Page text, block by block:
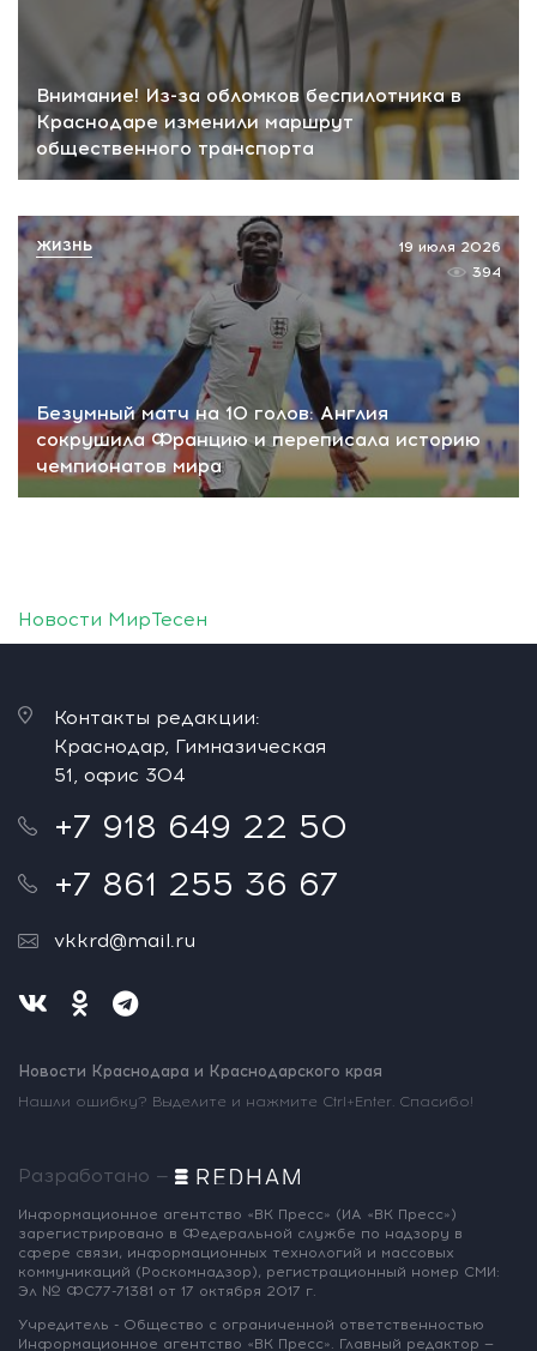
Внимание! Из-за обломков беспилотника в
Краснодаре изменили маршрут
общественного транспорта
Безумный матч на 10 голов: Англия
сокрушила Францию и переписала историю
чемпионатов мира
19 июля 2026
394
ЖИЗНЬ
Новости МирТесен
Контакты редакции:
Краснодар, Гимназическая
51, офис 304
+7 918 649 22 50
+7 861 255 36 67
vkkrd@mail.ru
Новости Краснодара и Краснодарского края
Нашли ошибку? Выделите и нажмите Ctrl+Enter. Спасибо!
Разработано —
Информационное агентство «ВК Пресс» (ИА «ВК Пресс»)
зарегистрировано в Федеральной службе по надзору в
сфере связи, информационных технологий и массовых
коммуникаций (Роскомнадзор), регистрационный номер СМИ:
Эл № ФС77-71381 от 17 октября 2017 г.
Учредитель - Общество с ограниченной ответственностью
Информационное агентство «ВК Пресс». Главный редактор —